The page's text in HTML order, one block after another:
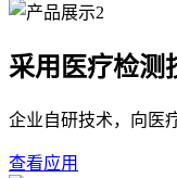
采用医疗检测
企业自研技术，向医
查看应用